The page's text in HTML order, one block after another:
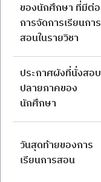
ของนักศึกษา ที่มีต่อ
การจัดการเรียนการ
สอนในรายวิชา
ประกาศผังที่นั่งสอบ
ปลายภาคของ
นักศึกษา
วันสุดท้ายของการ
เรียนการสอน